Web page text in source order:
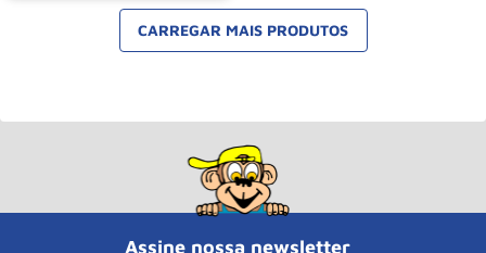
Assine nossa newsletter